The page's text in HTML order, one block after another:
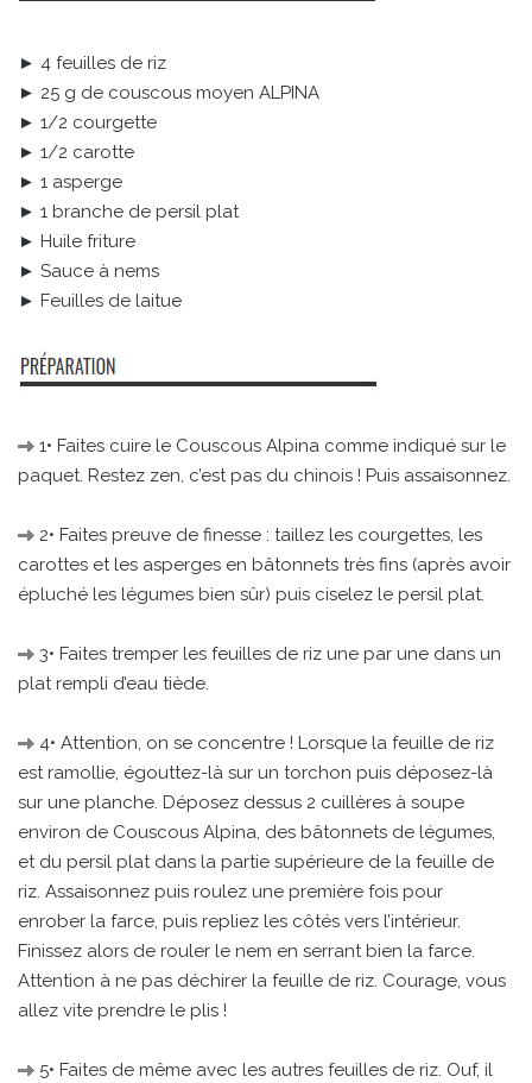
► 4 feuilles de riz
► 25 g de couscous moyen ALPINA
► 1/2 courgette
► 1/2 carotte
► 1 asperge
► 1 branche de persil plat
► Huile friture
► Sauce à nems
► Feuilles de laitue
1• Faites cuire le Couscous Alpina comme indiqué sur le
paquet. Restez zen, c’est pas du chinois ! Puis assaisonnez.
2• Faites preuve de finesse : taillez les courgettes, les
carottes et les asperges en bâtonnets très fins (après avoir
épluché les légumes bien sûr) puis ciselez le persil plat.
3• Faites tremper les feuilles de riz une par une dans un
plat rempli d’eau tiède.
4• Attention, on se concentre ! Lorsque la feuille de riz
est ramollie, égouttez-là sur un torchon puis déposez-là
sur une planche. Déposez dessus 2 cuillères à soupe
environ de Couscous Alpina, des bâtonnets de légumes,
et du persil plat dans la partie supérieure de la feuille de
riz. Assaisonnez puis roulez une première fois pour
enrober la farce, puis repliez les côtés vers l’intérieur.
Finissez alors de rouler le nem en serrant bien la farce.
Attention à ne pas déchirer la feuille de riz. Courage, vous
allez vite prendre le plis !
5• Faites de même avec les autres feuilles de riz. Ouf, il